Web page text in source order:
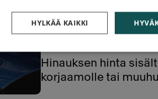
välittömästi ja
Kouvolassa on
tällöin hinaus 1-3
Hinauksen hinta
korjaamolle tai
HYLKÄÄ KAIKKI